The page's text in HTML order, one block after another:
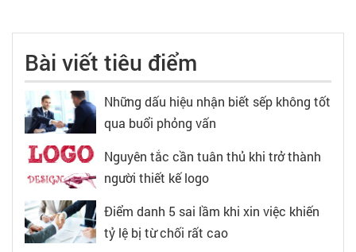
Bài viết tiêu điểm
Những dấu hiệu nhận biết sếp không tốt
qua buổi phỏng vấn
Nguyên tắc cần tuân thủ khi trở thành
người thiết kế logo
Điểm danh 5 sai lầm khi xin việc khiến
tỷ lệ bị từ chối rất cao